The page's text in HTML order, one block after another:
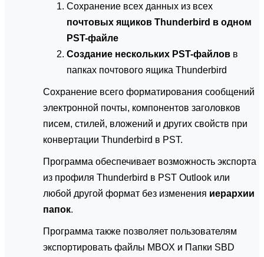
Сохранение всех данных из всех
почтовых ящиков Thunderbird в одном
PST-файле
Создание нескольких PST-файлов в
папках почтового ящика Thunderbird
Сохранение всего форматирования сообщений
электронной почты, компонентов заголовков
писем, стилей, вложений и других свойств при
конвертации Thunderbird в PST.
Программа обеспечивает возможность экспорта
из профиля Thunderbird в PST Outlook или
любой другой формат без изменения иерархии
папок.
Программа также позволяет пользователям
экспортировать файлы MBOX и Папки SBD